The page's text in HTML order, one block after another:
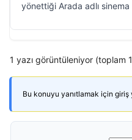
yönettiği Arada adlı
1 yazı görüntüleniyor (toplam
Bu konuyu yanıtlamak için giriş